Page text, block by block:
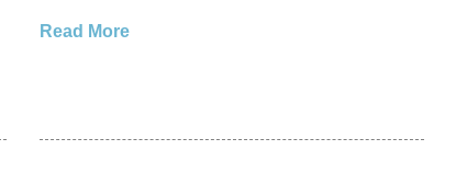
Read More